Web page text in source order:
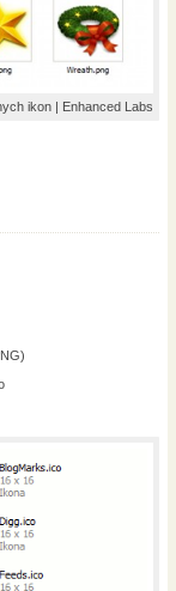
ikon | Enhanced Labs